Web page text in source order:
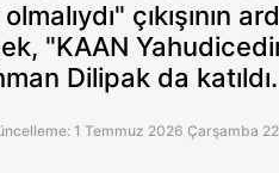
çıkışının
"KAAN
Dilipak da katıldı.
1 Temmuz 2026 Çarşamba